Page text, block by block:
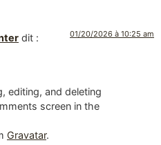
dit : 01/20/2026 à 10:25 am
editing, and deleting
screen in the
Gravatar.